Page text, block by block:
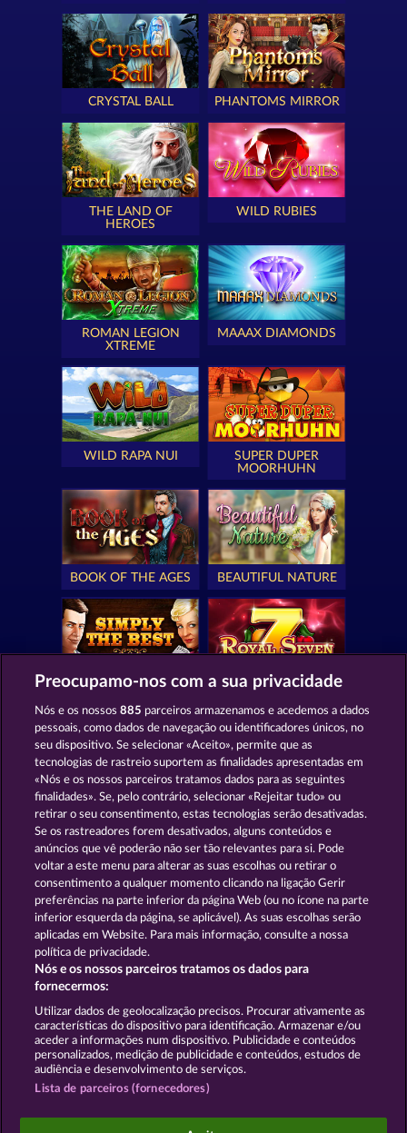
CRYSTAL BALL PHANTOMS MIRROR
THE LAND OF
HEROES
WILD RUBIES
ROMAN LEGION
XTREME
MAAAX DIAMONDS
WILD RAPA NUI
SUPER DUPER
MOORHUHN
BOOK OF THE AGES BEAUTIFUL NATURE
SIMPLY THE BEST ROYAL SEVEN
GOLDEN EI OF
MOORHUHN
FOREVER
DIAMONDS
Mostrar todos os jogos
Termos e Condições
Declaração de Privacidade e Cookies Marca
Empresa Perguntas frequentes
Enviar pedido de rescisão
Os jogos do Casino social destinam-se apenas a fins
Preocupamo-nos com a sua privacidade
Nós e os nossos885 parceiros armazenamos e acedemos a dados
pessoais, como dados de navegação ou identificadores únicos, no
seu dispositivo. Se selecionar «Aceito», permite que as
tecnologias de rastreio suportem as finalidades apresentadas em
«Nós e os nossos parceiros tratamos dados para as seguintes
finalidades». Se, pelo contrário, selecionar «Rejeitar tudo» ou
retirar o seu consentimento, estas tecnologias serão desativadas.
Se os rastreadores forem desativados, alguns conteúdos e
anúncios que vê poderão não ser tão relevantes para si. Pode
voltar a este menu para alterar as suas escolhas ou retirar o
consentimento a qualquer momento clicando na ligação Gerir
preferências na parte inferior da página Web (ou no ícone na parte
inferior esquerda da página, se aplicável). As suas escolhas serão
aplicadas em Website. Para mais informação, consulte a nossa
política de privacidade.
Nós e os nossos parceiros tratamos os dados para
fornecermos:
Utilizar dados de geolocalização precisos. Procurar ativamente as
características do dispositivo para identificação. Armazenar e/ou
aceder a informações num dispositivo. Publicidade e conteúdos
personalizados, medição de publicidade e conteúdos, estudos de
audiência e desenvolvimento de serviços.
Lista de parceiros (fornecedores)